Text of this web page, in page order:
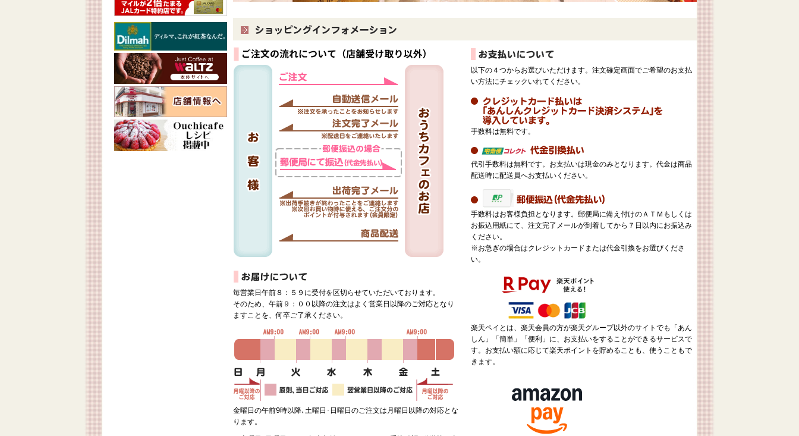
毎営業日午前８：５９に受付を区切らせていただいております。
そのため、午前９：００以降の注文はよく営業日以降のご対応となり
ますことを、何卒ご了承ください。
金曜日の午前9時以降､土曜日･日曜日のご注文は月曜日以降の対応とな
ります。
以下の４つからお選びいただけます。注文確定画面でご希望のお支払
い方法にチェックいれてください。
手数料は無料です。
代引手数料は無料です。お支払いは現金のみとなります。代金は商品
配送時に配送員へお支払いください。
手数料はお客様負担となります。郵便局に備え付けのＡＴＭもしくは
お振込用紙にて、注文完了メールが到着してから７日以内にお振込み
ください。
※お急ぎの場合はクレジットカードまたは代金引換をお選びくださ
い。
楽天ペイとは、楽天会員の方が楽天グループ以外のサイトでも「あん
しん」「簡単」「便利」に、お支払いをすることができるサービスで
す。お支払い額に応じて楽天ポイントを貯めることも、使うこともで
きます。